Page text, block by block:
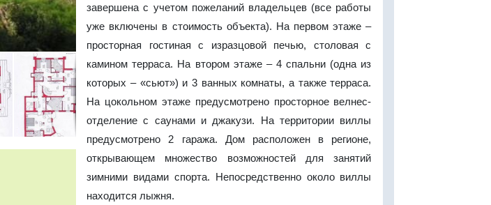
завершена с учетом пожеланий владельцев (все работы
уже включены в стоимость объекта). На первом этаже –
просторная гостиная с изразцовой печью, столовая с
камином терраса. На втором этаже – 4 спальни (одна из
которых – «сьют») и 3 ванных комнаты, а также терраса.
На цокольном этаже предусмотрено просторное велнес-
отделение с саунами и джакузи. На территории виллы
предусмотрено 2 гаража. Дом расположен в регионе,
открывающем множество возможностей для занятий
зимними видами спорта. Непосредственно около виллы
находится лыжня.